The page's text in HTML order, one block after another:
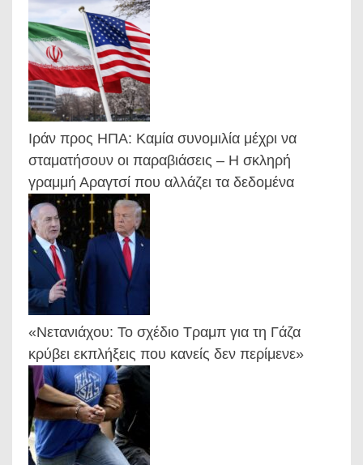
Ιράν προς ΗΠΑ: Καμία συνομιλία μέχρι να
σταματήσουν οι παραβιάσεις – Η σκληρή
γραμμή Αραγτσί που αλλάζει τα δεδομένα
«Νετανιάχου: Το σχέδιο Τραμπ για τη Γάζα
κρύβει εκπλήξεις που κανείς δεν περίμενε»